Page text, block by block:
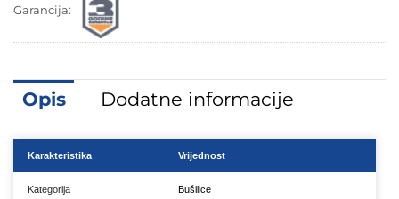
Garancija:
Opis Dodatne informacije
Karakteristika Vrijednost
Kategorija Bušilice